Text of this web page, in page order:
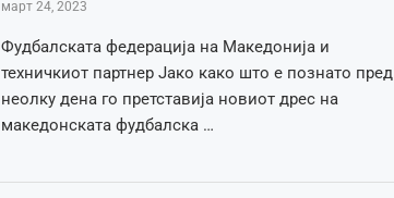
март 24, 2023
Фудбалската федерација на Македонија и
техничкиот партнер Јако како што е познато пред
неолку дена го претставија новиот дрес на
македонската фудбалска …